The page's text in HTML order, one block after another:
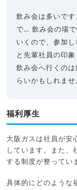
飲み会は多いで
で…飲み会の場
いくので、参加
と先輩社員の印
飲み会へ行くの
らいかもしれませ
福利厚生
大阪ガスは社員が安
しています。また、
する制度が整ってい
具体的にどのような